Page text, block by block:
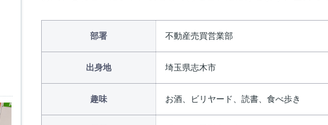
部署 不動産売買営業部
出身地 埼玉県志木市
趣味 お酒、ビリヤード、読書、食べ歩き